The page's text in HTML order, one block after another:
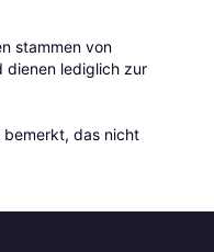
stammen von
dienen lediglich zur
bemerkt, das nicht